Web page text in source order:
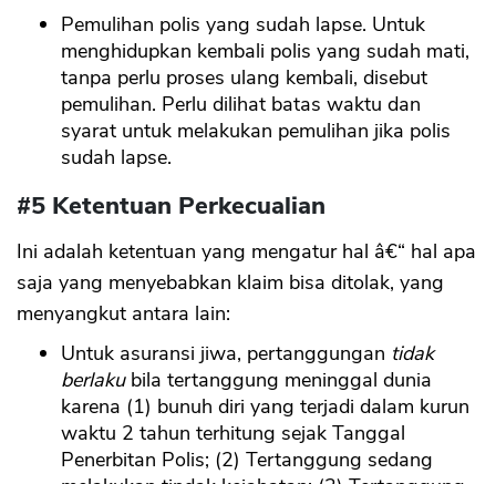
Pemulihan polis yang sudah lapse. Untuk
menghidupkan kembali polis yang sudah mati,
tanpa perlu proses ulang kembali, disebut
pemulihan. Perlu dilihat batas waktu dan
syarat untuk melakukan pemulihan jika polis
sudah lapse.
#5 Ketentuan Perkecualian
Ini adalah ketentuan yang mengatur hal â€“ hal apa
saja yang menyebabkan klaim bisa ditolak, yang
menyangkut antara lain:
Untuk asuransi jiwa, pertanggungan tidak
berlakubila tertanggung meninggal dunia
karena (1) bunuh diri yang terjadi dalam kurun
waktu 2 tahun terhitung sejak Tanggal
Penerbitan Polis; (2) Tertanggung sedang